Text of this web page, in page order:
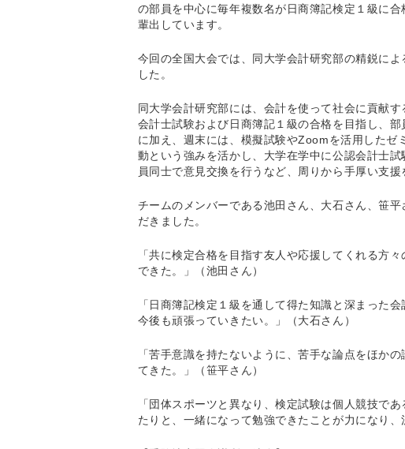
の部員を中心に毎年複数名が日商簿記検定１級に
輩出しています。
今回の全国大会では、同大学会計研究部の精鋭に
した。
同大学会計研究部には、会計を使って社会に貢献
会計士試験および日商簿記１級の合格を目指し、
に加え、週末には、模擬試験やZoomを活用した
動という強みを活かし、大学在学中に公認会計士
員同士で意見交換を行うなど、周りから手厚い支
チームのメンバーである池田さん、大石さん、笹
だきました。
「共に検定合格を目指す友人や応援してくれる方
できた。」（池田さん）
「日商簿記検定１級を通して得た知識と深まった
今後も頑張っていきたい。」（大石さん）
「苦手意識を持たないように、苦手な論点をほか
てきた。」（笹平さん）
「団体スポーツと異なり、検定試験は個人競技で
たりと、一緒になって勉強できたことが力になり、